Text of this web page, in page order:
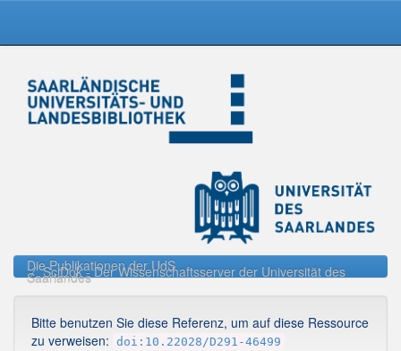
navigation
Die Publikationen der UdS
SciDok - Der Wissenschaftsserver der Universität des
Saarlandes
Bitte benutzen Sie diese Referenz, um auf diese Ressource
zu verweisen: doi:10.22028/D291-46499